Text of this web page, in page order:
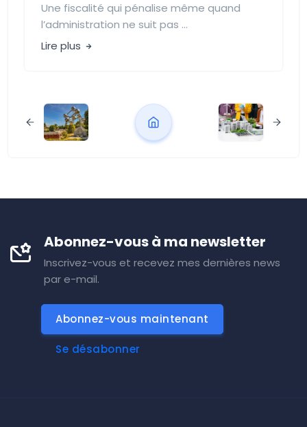
Une fiscalité qui pénalise même quand
l’administration ne suit pas ...
Lire plus
Abonnez-vous à ma newsletter
Inscrivez-vous et recevez mes dernières news
par e-mail.
Abonnez-vous maintenant
Se désabonner